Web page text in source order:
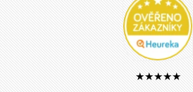
★★★★★